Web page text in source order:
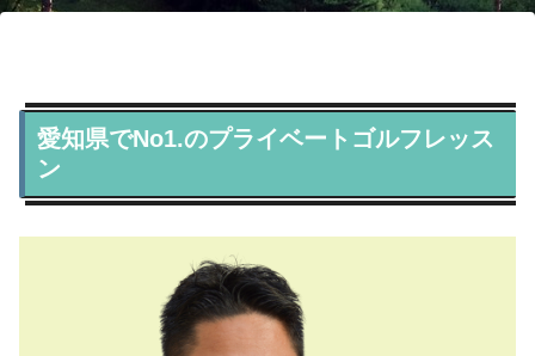
愛知県でNo1.のプライベートゴルフレッス
ン